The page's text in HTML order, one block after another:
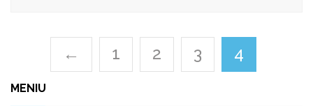
← 1 2 3 4
MENIU